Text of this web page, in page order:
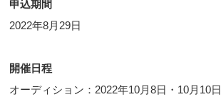
申込期間
2022年8月29日
開催日程
オーディション：2022年10月8日・10月10日